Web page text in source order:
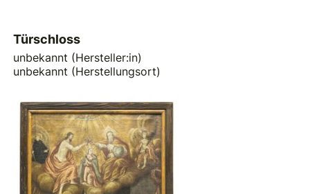
Türschloss
unbekannt (Hersteller:in)
unbekannt (Herstellungsort)